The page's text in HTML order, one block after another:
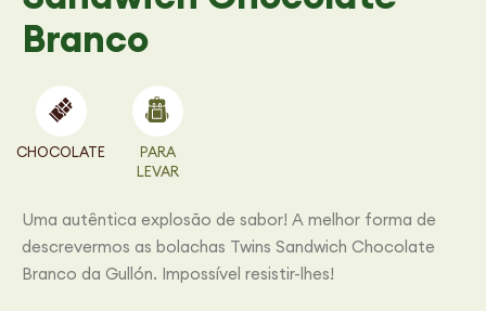
Branco
CHOCOLATE
PARA
LEVAR
Uma autêntica explosão de sabor! A melhor forma de
descrevermos as bolachas Twins Sandwich Chocolate
Branco da Gullón. Impossível resistir-lhes!